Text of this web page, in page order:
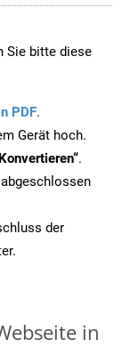
Sie bitte diese
PDF.
Gerät hoch.
.
der
in